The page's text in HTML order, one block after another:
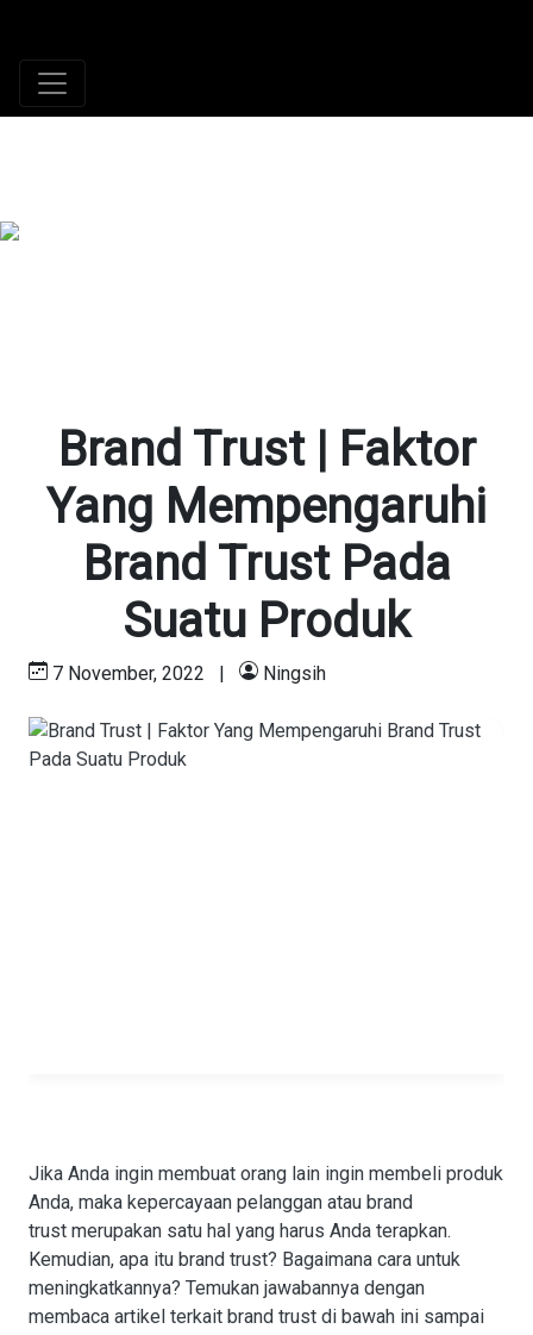
Brand Trust | Faktor
Yang Mempengaruhi
Brand Trust Pada
Suatu Produk
7 November, 2022 | Ningsih
Jika Anda ingin membuat orang lain ingin membeli produk
Anda, maka kepercayaan pelanggan atau brand
trust merupakan satu hal yang harus Anda terapkan.
Kemudian, apa itu brand trust? Bagaimana cara untuk
meningkatkannya? Temukan jawabannya dengan
membaca artikel terkait brand trust di bawah ini sampai